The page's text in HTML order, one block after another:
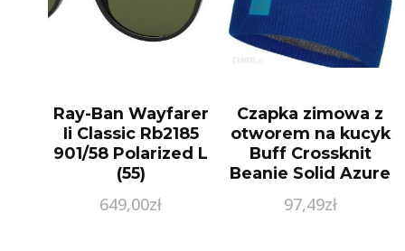
Ray-Ban Wayfarer
Ii Classic Rb2185
901/58 Polarized L
(55)
649,00zł
Czapka zimowa z
otworem na kucyk
Buff Crossknit
Beanie Solid Azure
97,49zł